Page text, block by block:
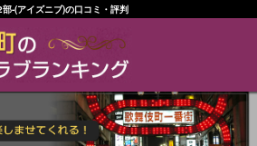
部-(アイズニブ)の口コミ・評判